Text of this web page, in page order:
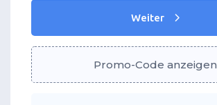
Weiter
Promo-Code anzeigen